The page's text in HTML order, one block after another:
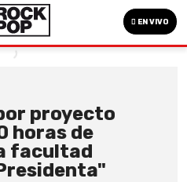
EN VIVO
proyecto
horas de
facultad